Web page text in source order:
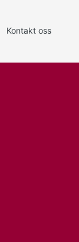
Kontakt oss